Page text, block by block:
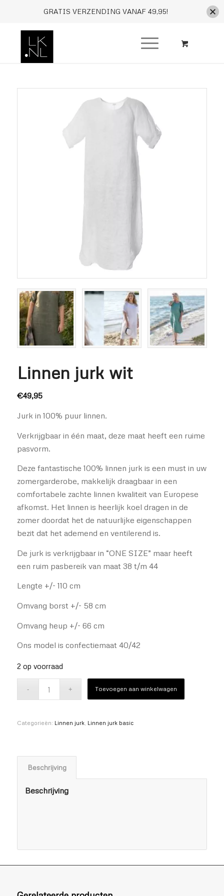
Linnen jurk wit
€49,95
Jurk in 100% puur linnen.
Verkrijgbaar in één maat, deze maat heeft een ruime
pasvorm.
Deze fantastische 100% linnen jurk is een must in uw
zomergarderobe, makkelijk draagbaar in een
comfortabele zachte linnen kwaliteit van Europese
afkomst. Het linnen is heerlijk koel dragen in de
zomer doordat het de natuurlijke eigenschappen
bezit dat het ademend en ventilerend is.
De jurk is verkrijgbaar in “ONE SIZE” maar heeft
een ruim pasbereik van maat 38 t/m 44
Lengte +/- 110 cm
Omvang borst +/- 58 cm
Omvang heup +/- 66 cm
Ons model is confectiemaat 40/42
2 op voorraad
Toevoegen aan winkelwagen
Categorieën: Linnen jurk Linnen jurk basic
Beschrijving
Beschrijving
GRATIS VERZENDING VANAF 49,95!